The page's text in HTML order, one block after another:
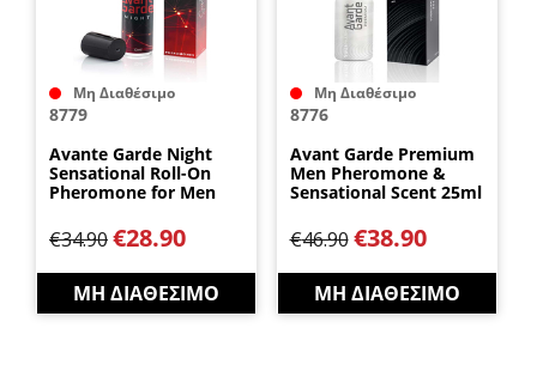
Μη Διαθέσιμο
8779
Avante Garde Night
Sensational Roll-On
Pheromone for Men
€34.90€28.90
ΜΗ ΔΙΑΘΈΣΙΜΟ
Μη Διαθέσιμο
8776
Avant Garde Premium
Men Pheromone &
Sensational Scent 25ml
€46.90 €38.90
ΜΗ ΔΙΑΘΈΣΙΜΟ